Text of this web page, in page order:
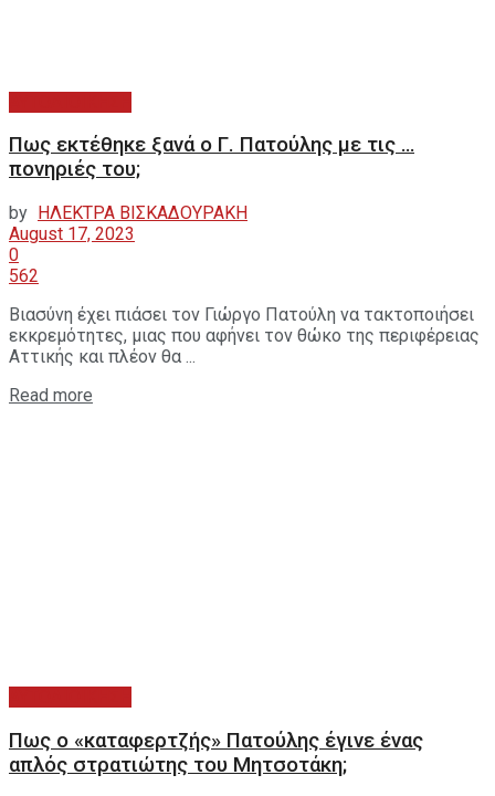
Πως εκτέθηκε ξανά ο Γ. Πατούλης με τις …
πονηριές του;
by
ΗΛΕΚΤΡΑ ΒΙΣΚΑΔΟΥΡΑΚΗ
August 17, 2023
0
562
Βιασύνη έχει πιάσει τον Γιώργο Πατούλη να τακτοποιήσει
εκκρεμότητες, μιας που αφήνει τον θώκο της περιφέρειας
Αττικής και πλέον θα ...
Read more
Πως ο «καταφερτζής» Πατούλης έγινε ένας
απλός στρατιώτης του Μητσοτάκη;